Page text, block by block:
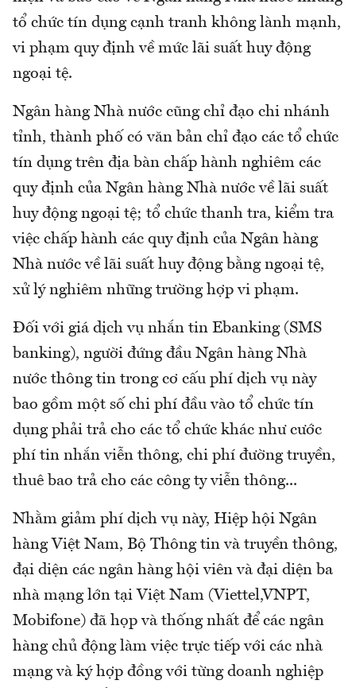
tổ chức tín dụng cạnh tranh không lành mạnh,
vi phạm quy định về mức lãi suất huy động
ngoại tệ.
Ngân hàng Nhà nước cũng chỉ đạo chi nhánh
tỉnh, thành phố có văn bản chỉ đạo các tổ chức
tín dụng trên địa bàn chấp hành nghiêm các
quy định của Ngân hàng Nhà nước về lãi suất
huy động ngoại tệ; tổ chức thanh tra, kiểm tra
việc chấp hành các quy định của Ngân hàng
Nhà nước về lãi suất huy động bằng ngoại tệ,
xử lý nghiêm những trường hợp vi phạm.
Đối với giá dịch vụ nhắn tin Ebanking (SMS
banking), người đứng đầu Ngân hàng Nhà
nước thông tin trong cơ cấu phí dịch vụ này
bao gồm một số chi phí đầu vào tổ chức tín
dụng phải trả cho các tổ chức khác như cước
phí tin nhắn viễn thông, chi phí đường truyền,
thuê bao trả cho các công ty viễn thông...
Nhằm giảm phí dịch vụ này, Hiệp hội Ngân
hàng Việt Nam, Bộ Thông tin và truyền thông,
đại diện các ngân hàng hội viên và đại diện ba
nhà mạng lớn tại Việt Nam (Viettel,VNPT,
Mobifone) đã họp và thống nhất để các ngân
hàng chủ động làm việc trực tiếp với các nhà
mạng và ký hợp đồng với từng doanh nghiệp